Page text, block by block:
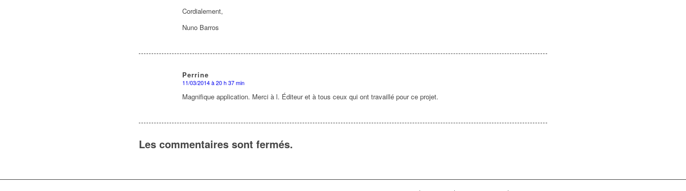
Cordialement,
Nuno Barros
Perrine
dit
11/03/2014 à 20 h 37 min
Magnifique application. Merci à l. Éditeur et à tous ceux qui ont travaillé pour ce projet.
Les commentaires sont fermés.